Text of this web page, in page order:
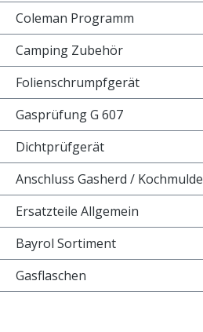
Coleman Programm
Camping Zubehör
Folienschrumpfgerät
Gasprüfung G 607
Dichtprüfgerät
Anschluss Gasherd / Kochmulde
Ersatzteile Allgemein
Bayrol Sortiment
Gasflaschen